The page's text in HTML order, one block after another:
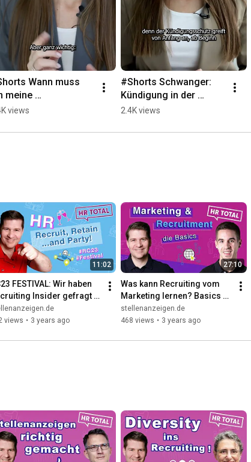
Wann muss
meine
views
#Shorts Schwanger:
Kündigung in der
Probezeit?
2.4K views
11:02
FESTIVAL: Wir haben
Insider gefragt
Party & HR
views • 3 years ago
27:10
Was kann Recruiting vom
Marketing lernen? Basics
für die HR-Praxis! 💡 | Deep
Dive mit Dominik Becker
stellenanzeigen.de
468 views • 3 years ago